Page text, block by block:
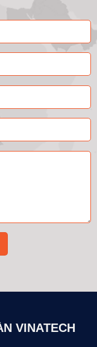
VINATECH